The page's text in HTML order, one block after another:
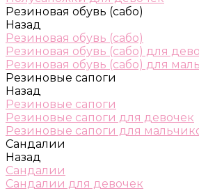
Резиновая обувь (сабо)
Назад
Резиновая обувь (сабо)
Резиновая обувь (сабо) для
Резиновая обувь (сабо) для
Резиновые сапоги
Назад
Резиновые сапоги
Резиновые сапоги для девочек
Резиновые сапоги для
Сандалии
Назад
Сандалии
Сандалии для девочек